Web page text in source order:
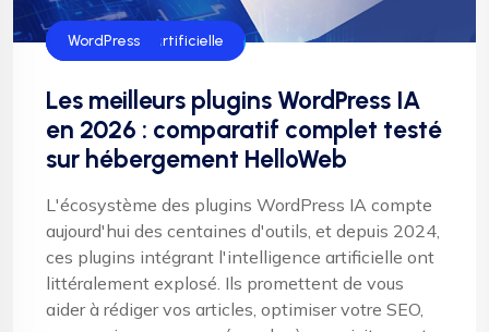
intelligence artificielle
SEO
WordPress
Les meilleurs plugins WordPress IA
en 2026 : comparatif complet testé
sur hébergement HelloWeb
L'écosystème des plugins WordPress IA compte
aujourd'hui des centaines d'outils, et depuis 2024,
ces plugins intégrant l'intelligence artificielle ont
littéralement explosé. Ils promettent de vous
aider à rédiger vos articles, optimiser votre SEO,